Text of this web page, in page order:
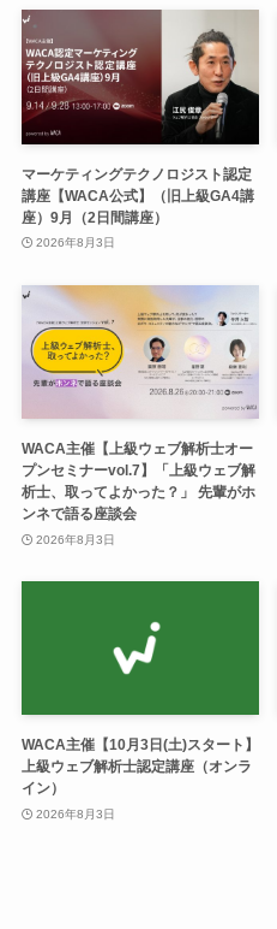
マーケティングテクノロジスト認定
講座【WACA公式】（旧上級GA4講
座）9月（2日間講座）
2026年8月3日
WACA主催【上級ウェブ解析士オー
プンセミナーvol.7】「上級ウェブ解
析士、取ってよかった？」 先輩がホ
ンネで語る座談会
2026年8月3日
WACA主催【10月3日(土)スタート】
上級ウェブ解析士認定講座（オンラ
イン）
2026年8月3日